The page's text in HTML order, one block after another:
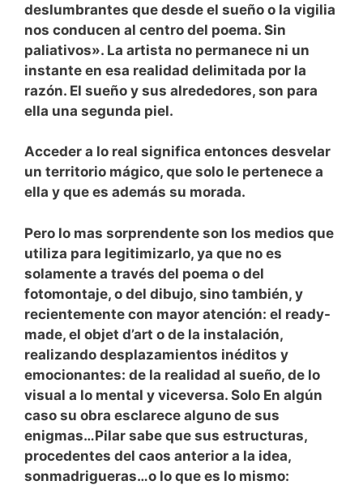
deslumbrantes que desde el sueño o la vigilia
nos conducen al centro del poema. Sin
paliativos». La artista no permanece ni un
instante en esa realidad delimitada por la
razón. El sueño y sus alrededores, son para
ella una segunda piel.
Acceder a lo real significa entonces desvelar
un territorio mágico, que solo le pertenece a
ella y que es además su morada.
Pero lo mas sorprendente son los medios que
utiliza para legitimizarlo, ya que no es
solamente a través del poema o del
fotomontaje, o del dibujo, sino también, y
recientemente con mayor atención: el ready-
made, el objet d’art o de la instalación,
realizando desplazamientos inéditos y
emocionantes: de la realidad al sueño, de lo
visual a lo mental y viceversa. Solo En algún
caso su obra esclarece alguno de sus
enigmas…Pilar sabe que sus estructuras,
procedentes del caos anterior a la idea,
sonmadrigueras…o lo que es lo mismo: